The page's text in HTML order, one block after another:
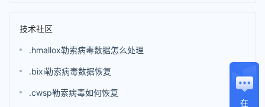
技术社区
.hmallox勒索病毒数据怎么处理
.bixi勒索病毒数据恢复
.cwsp勒索病毒如何恢复
在